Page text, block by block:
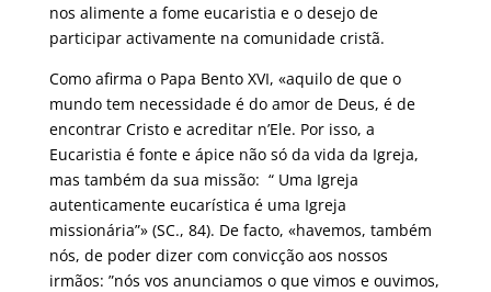
nos alimente a fome eucaristia e o desejo de
participar activamente na comunidade cristã.
Como afirma o Papa Bento XVI, «aquilo de que o
mundo tem necessidade é do amor de Deus, é de
encontrar Cristo e acreditar n’Ele. Por isso, a
Eucaristia é fonte e ápice não só da vida da Igreja,
mas também da sua missão: “ Uma Igreja
autenticamente eucarística é uma Igreja
missionária”» (SC., 84). De facto, «havemos, também
nós, de poder dizer com convicção aos nossos
irmãos: ”nós vos anunciamos o que vimos e ouvimos,